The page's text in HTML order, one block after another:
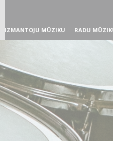
IZMANTOJU MŪZIKU RADU